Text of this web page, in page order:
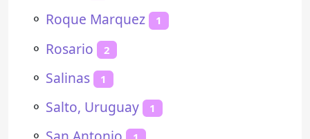
⚬ Roque Marquez 1
⚬ Rosario 2
⚬ Salinas 1
⚬ Salto, Uruguay 1